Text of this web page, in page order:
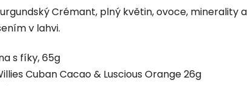
Crémant, plný květin, ovoce, minerality
v lahvi.
s fíky, 65g
Cuban Cacao & Luscious Orange 26g